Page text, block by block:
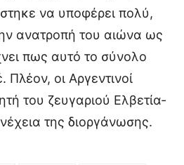
να υποφέρει πολύ,
ανατροπή του αιώνα ως
πως αυτό το σύνολο
οι Αργεντινοί
του ζευγαριού Ελβετία-
της διοργάνωσης.